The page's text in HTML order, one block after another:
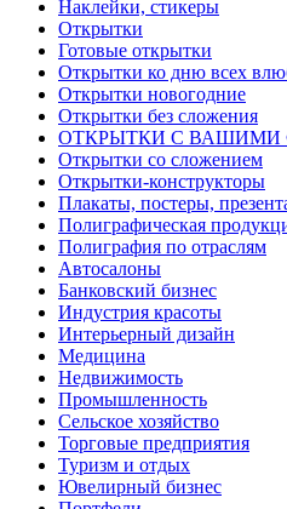
Наклейки, стикеры
Открытки
Готовые открытки
Открытки ко дню всех
Открытки новогодние
Открытки без сложения
ОТКРЫТКИ С ВАШИМИ
Открытки со сложением
Открытки-конструкторы
Плакаты, постеры,
Полиграфическая
Полиграфия по отраслям
Автосалоны
Банковский бизнес
Индустрия красоты
Интерьерный дизайн
Медицина
Недвижимость
Промышленность
Сельское хозяйство
Торговые предприятия
Туризм и отдых
Ювелирный бизнес